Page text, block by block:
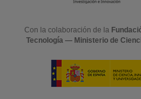
Con la colaboración de la
Tecnología — Ministerio de